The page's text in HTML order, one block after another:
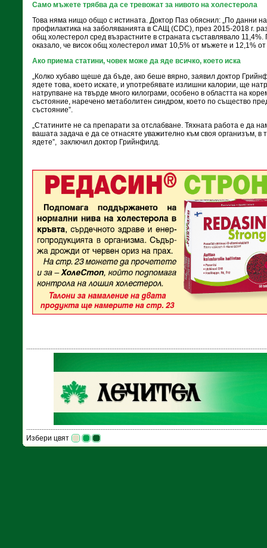
Само мъжете трябва да се тревожат за нивото на холестерола
Това няма нищо общо с истината. Доктор Паз обяснил: „По данни
профилактика на заболяванията в САЩ (CDC), през 2015-2018 г.
общ холестерол сред възрастните в страната съставлявало
оказало, че висок общ холестерол имат 10,5% от мъжете и 12,1% от
Ако приема статини, човек може да яде всичко, което иска
„Колко хубаво щеше да бъде, ако беше вярно, заявил доктор
ядете това, което искате, и употребявате излишни калории, ще
натрупване на твърде много килограми, особено в областта на
състояние, наречено метаболитен синдром, което по същество
състояние”.
„Статините не са препарати за отслабване. Тяхната работа е да
вашата задача е да се отнасяте уважително към своя организъм, в
ядете”, заключил доктор Грийнфилд.
Избери цвят